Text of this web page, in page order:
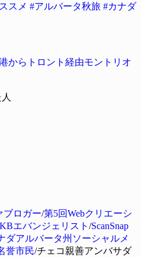
スメ #アルバータ秋旅 #カナダ
からトロント経由モントリオ
ブロガー/第5回Webクリエーシ
エバンジェリスト /ScanSnap
ダアルバータ州ソーシャルメ
誉市民/チェコ親善アンバサダ